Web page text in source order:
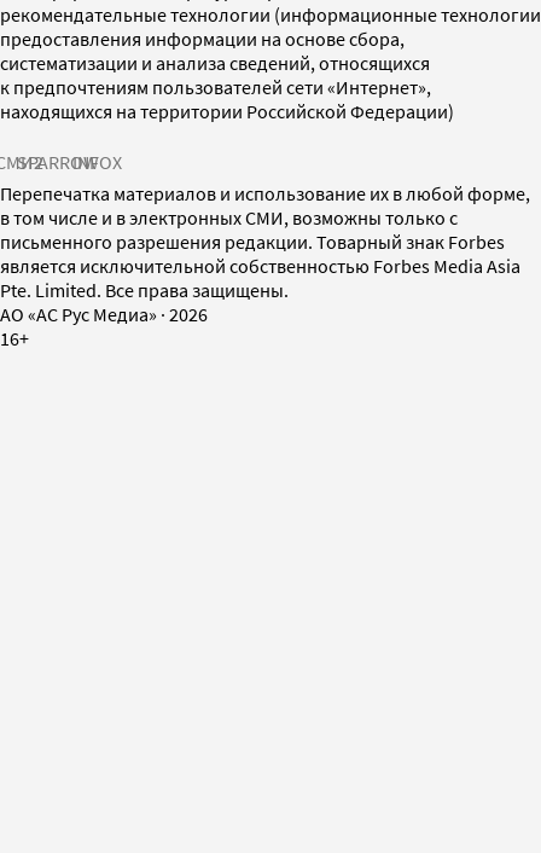
рекомендательные технологии (информационные технологии
предоставления информации на основе сбора,
систематизации и анализа сведений, относящихся
к предпочтениям пользователей сети «Интернет»,
находящихся на территории Российской Федерации)
SPARROWINFOX
Перепечатка материалов и использование их в любой форме,
в том числе и в электронных СМИ, возможны только с
письменного разрешения редакции. Товарный знак Forbes
является исключительной собственностью Forbes Media Asia
Pte. Limited. Все права защищены.
AO «АС Рус Медиа» · 2026
16+